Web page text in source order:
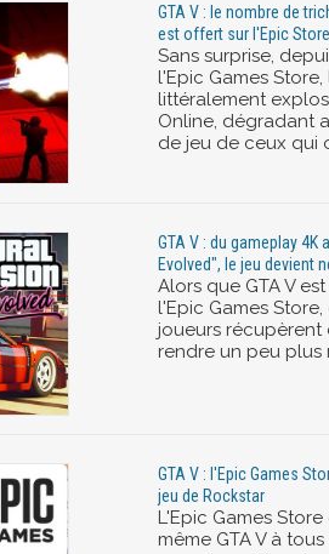
GTA V : le nombre de
est offert sur l'Epic Store
Sans surprise,
l'Epic Games
littéralement
Online, dégradant
de jeu de ceux qui
GTA V : du gameplay
Evolved", le jeu devient
Alors que GTA V
l'Epic Games
joueurs
rendre un peu
GTA V : l'Epic Games
jeu de Rockstar
L'Epic Games
même GTA V à